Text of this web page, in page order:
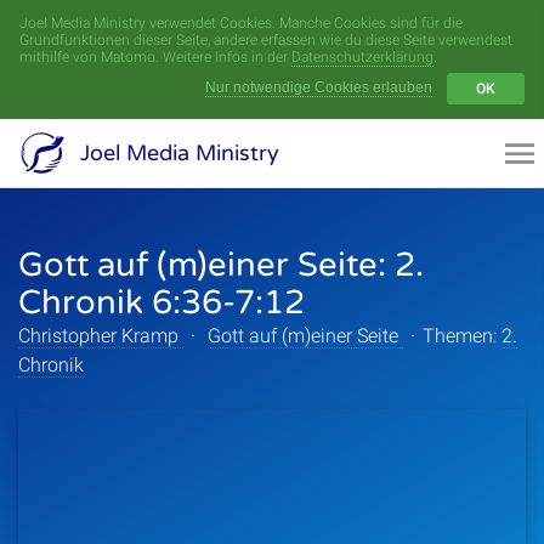
Joel Media Ministry verwendet Cookies. Manche Cookies sind für die
Grundfunktionen dieser Seite, andere erfassen wie du diese Seite verwendest
mithilfe von Matomo. Weitere Infos in der Datenschutzerklärung.
Nur notwendige Cookies erlauben
OK
Joel Media Ministry
Gott auf (m)einer Seite: 2.
Chronik 6:36-7:12
Christopher Kramp · Gott auf (m)einer Seite · Themen: 2.
Chronik
Menü
Videoarchiv
Serien